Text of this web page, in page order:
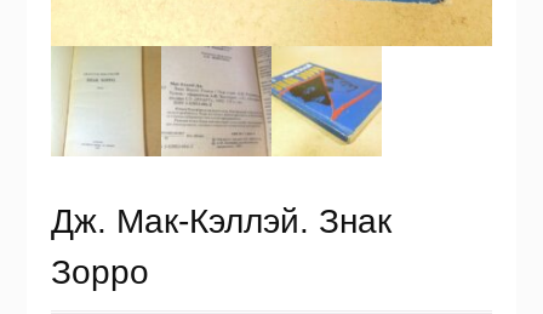
Дж. Мак-Кэллэй. Знак
Зорро